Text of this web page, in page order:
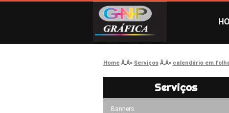
Home Serviços calendário em
Serviços
Banners